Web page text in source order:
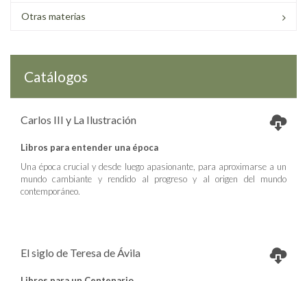
Otras materias
Catálogos
Carlos III y La Ilustración
Libros para entender una época
Una época crucial y desde luego apasionante, para aproximarse a un
mundo cambiante y rendido al progreso y al origen del mundo
contemporáneo.
El siglo de Teresa de Ávila